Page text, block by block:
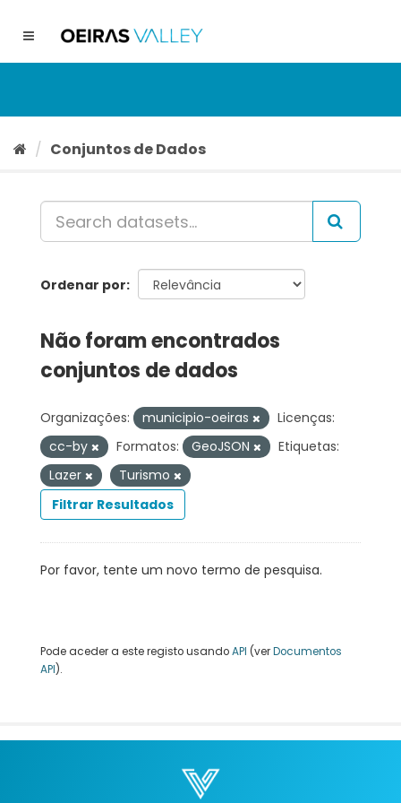
conteúdo
Toggle
Conjuntos de Dados
Ordenar por
Não foram encontrados
conjuntos de dados
Organizações: municipio-oeiras
Licenças:
cc-by
Formatos: GeoJSON
Etiquetas:
Lazer
Turismo
Filtrar Resultados
Por favor, tente um novo termo de pesquisa.
Pode aceder a este registo usandoAPI (verDocumentos
API).